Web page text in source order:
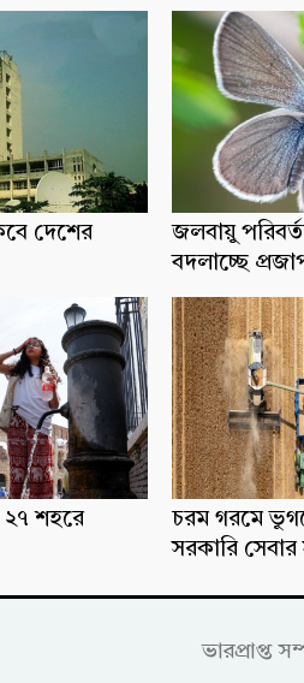
দেশের
জলবায়ু
বদলাচ্ছে
২৭ শহরে
চরম গরমে
সরকারি
ভারপ্রাপ্ত